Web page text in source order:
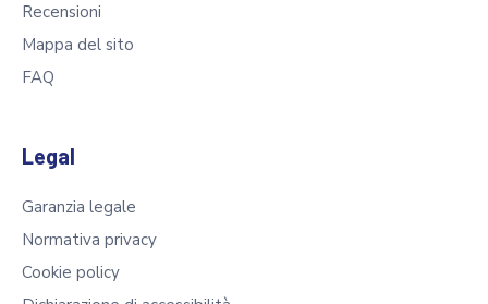
Recensioni
Mappa del sito
FAQ
Legal
Garanzia legale
Normativa privacy
Cookie policy